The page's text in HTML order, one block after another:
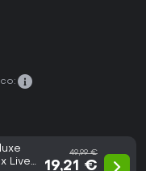
Live
49,99 €
19,21 €